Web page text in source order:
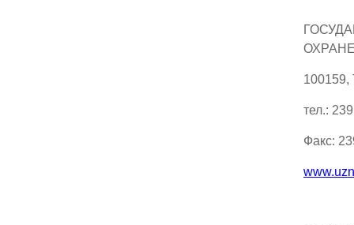
тел.:
Факс: